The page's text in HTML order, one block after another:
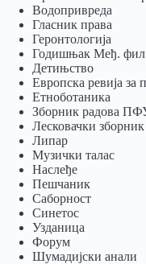
Водопривреда
Гласник права
Геронтологија
Годишњак Међ.
Детињство
Европска ревија за
Eтноботаника
Зборник радова
Лесковачки зборник
Липар
Музички талас
Наслеђе
Пешчаник
Саборност
Синетос
Узданица
Форум
Шумадијски анали